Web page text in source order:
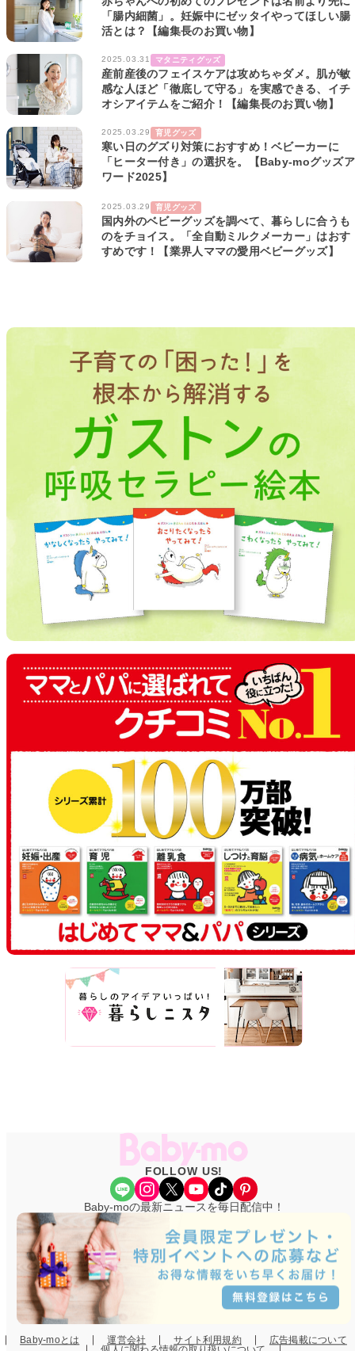
「腸内細菌」。妊娠中にゼッタイやってほしい腸
活とは？【編集長のお買い物】
2025.03.31 マタニティグッズ
産前産後のフェイスケアは攻めちゃダメ。肌が敏
感な人ほど「徹底して守る」を実感できる、イチ
オシアイテムをご紹介！【編集長のお買い物】
2025.03.29 育児グッズ
寒い日のグズり対策におすすめ！ベビーカーに
「ヒーター付き」の選択を。【Baby-moグッズア
ワード2025】
2025.03.29 育児グッズ
国内外のベビーグッズを調べて、暮らしに合うも
のをチョイス。「全自動ミルクメーカー」はおす
すめです！【業界人ママの愛用ベビーグッズ】
FOLLOW US!
Share Icon Instagram X YouTube TikTok Pinterest
Baby-moの最新ニュースを毎日配信中！
Baby-moとは 運営会社 サイト利用規約
広告掲載について